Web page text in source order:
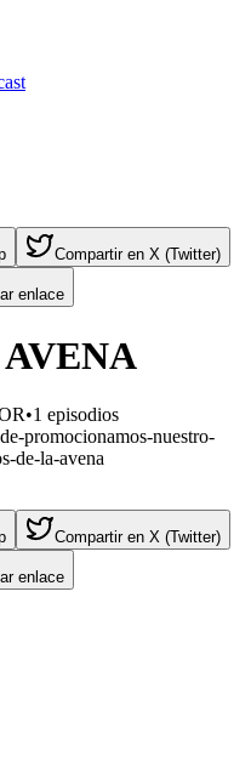
Compartir en X (Twitter)
enlace
•1 episodios
promocionamos-nuestro-
de-la-avena
Compartir en X (Twitter)
enlace